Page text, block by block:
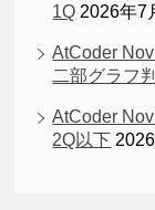
1Q 2026年7
AtCoder
二部グラフ
AtCoder
2Q以下